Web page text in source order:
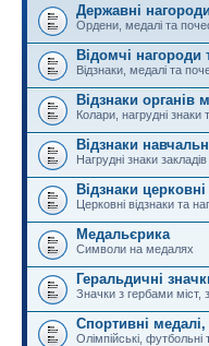
Державні
Ордени, медалі та
Відомчі нагороди
Відзнаки, медалі та
Відзнаки органів
Колари, нагрудні
Відзнаки
Нагрудні знаки закладів
Відзнаки церковні
Церковні відзнаки та
Медальєрика
Символи на медалях
Геральдичні
Значки з гербами міст,
Спортивні медалі,
Олімпійські, футбольні